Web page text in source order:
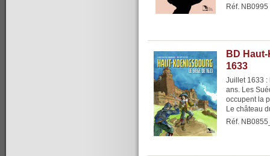
Réf. NB0995
BD
1633
Juillet 1633 :
ans. Les
occupent la
Le château
Réf.